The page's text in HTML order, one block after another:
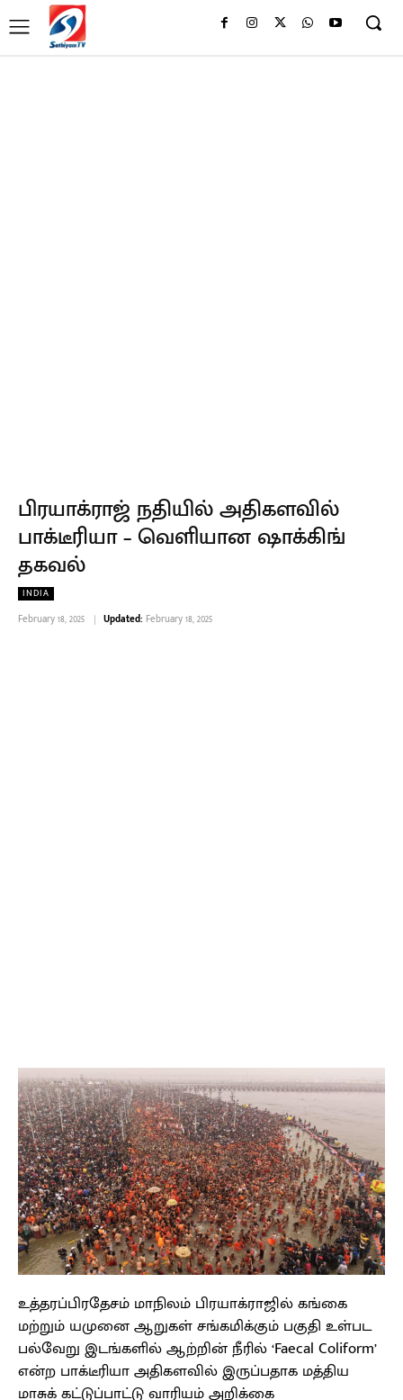
பிரயாக்ராஜ் நதியில் அதிகளவில்
பாக்டீரியா – வெளியான ஷாக்கிங்
தகவல்
INDIA
February 18, 2025 Updated: February 18, 2025
உத்தரப்பிரதேசம் மாநிலம் பிரயாக்ராஜில் கங்கை
மற்றும் யமுனை ஆறுகள் சங்கமிக்கும் பகுதி உள்பட
பல்வேறு இடங்களில் ஆற்றின் நீரில் ‘Faecal Coliform’
என்ற பாக்டீரியா அதிகளவில் இருப்பதாக மத்திய
மாசுக் கட்டுப்பாட்டு வாரியம் அறிக்கை